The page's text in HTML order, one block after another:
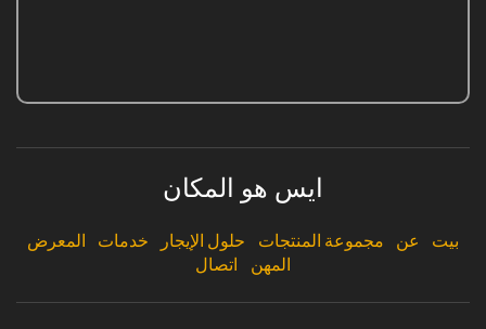
ايس هو المكان
بيت عن مجموعة المنتجات حلول الإيجار خدمات
المعرض
المهن
اتصال